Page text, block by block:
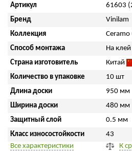
Артикул
61603
Бренд
Vinilam
Коллекция
Ceramo
Способ монтажа
На клей
Страна изготовитель
Китай
Количество в упаковке
10 шт
Длина доски
950 мм
Ширина доски
480 мм
Защитный слой
0.5 мм
Класс износостойкости
43
Все характеристики
К